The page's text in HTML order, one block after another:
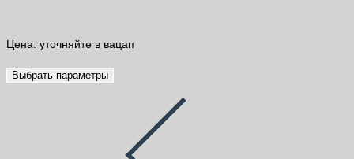
Цена: уточняйте в вацап
Выбрать параметры